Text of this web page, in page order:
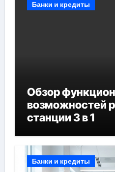
Банки и кредиты
Обзор
возможностей
станции 3 в 1
Банки и кредиты